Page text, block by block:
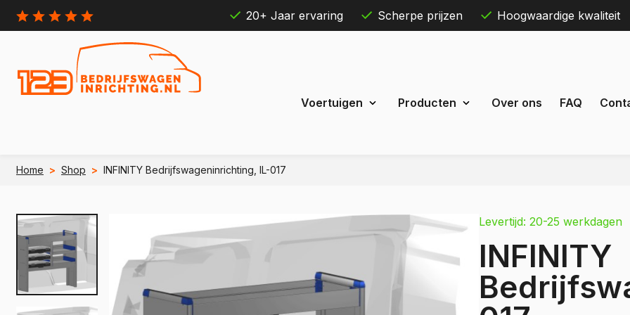
20+ Jaar ervaring Scherpe prijzen Hoogwaardige kwaliteit
Skip
Voertuigen Producten Over ons FAQ
Home > Shop > INFINITY Bedrijfswageninrichting, IL-017
e Berlingo
Jumpy
e Jumpy
Jumper
e Jumper
e Transit Courier
Transit Bestel
e Transit Bestel
eDeliver 7
eDeliver 9
Mercedes
Citan
Levertijd: 20-25 werkdagen
INFINITY